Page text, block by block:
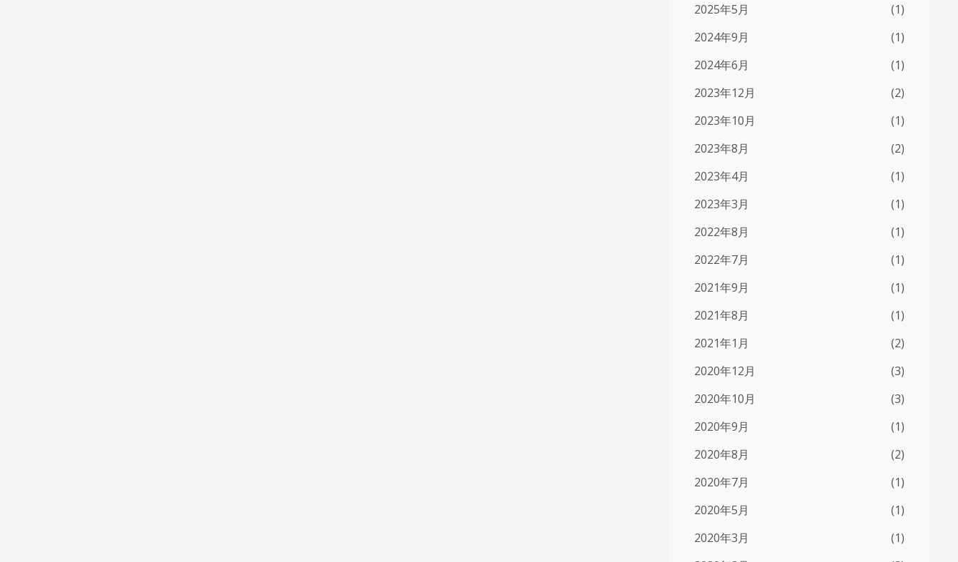
2025年5月
(1)
2024年9月
(1)
2024年6月
(1)
2023年12月
(2)
2023年10月
(1)
2023年8月
(2)
2023年4月
(1)
2023年3月
(1)
2022年8月
(1)
2022年7月
(1)
2021年9月
(1)
2021年8月
(1)
2021年1月
(2)
2020年12月
(3)
2020年10月
(3)
2020年9月
(1)
2020年8月
(2)
2020年7月
(1)
2020年5月
(1)
2020年3月
(1)